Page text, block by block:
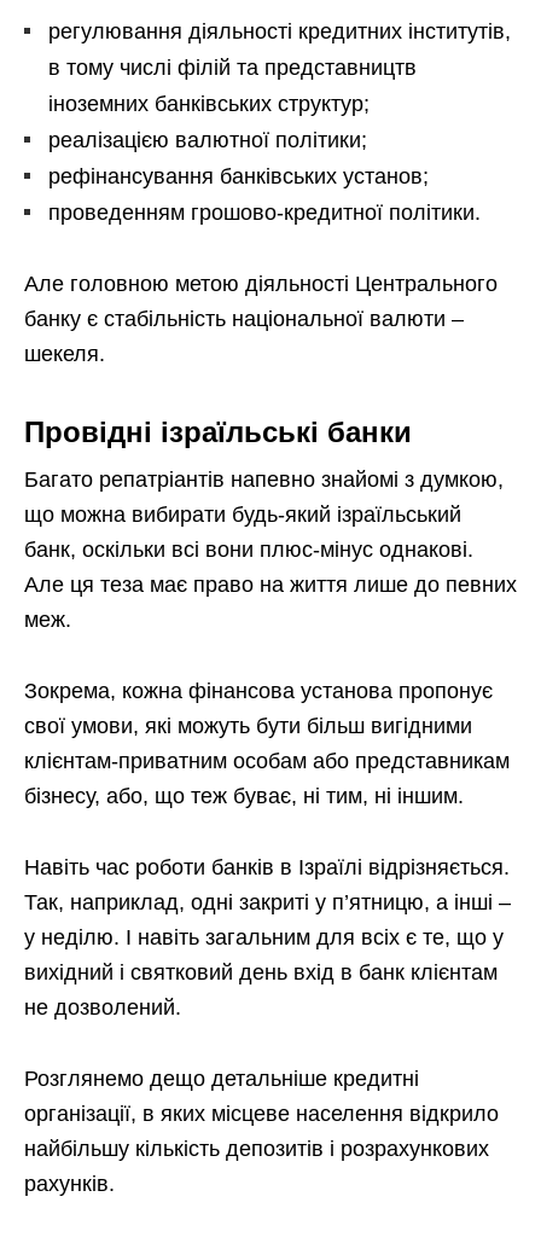
регулювання діяльності кредитних інститутів,
в тому числі філій та представництв
іноземних банківських структур;
реалізацією валютної політики;
рефінансування банківських установ;
проведенням грошово-кредитної політики.
Але головною метою діяльності Центрального
банку є стабільність національної валюти –
шекеля.
Провідні ізраїльські банки
Багато репатріантів напевно знайомі з думкою,
що можна вибирати будь-який ізраїльський
банк, оскільки всі вони плюс-мінус однакові.
Але ця теза має право на життя лише до певних
меж.
Зокрема, кожна фінансова установа пропонує
свої умови, які можуть бути більш вигідними
клієнтам-приватним особам або представникам
бізнесу, або, що теж буває, ні тим, ні іншим.
Навіть час роботи банків в Ізраїлі відрізняється.
Так, наприклад, одні закриті у п’ятницю, а інші –
у неділю. І навіть загальним для всіх є те, що у
вихідний і святковий день вхід в банк клієнтам
не дозволений.
Розглянемо дещо детальніше кредитні
організації, в яких місцеве населення відкрило
найбільшу кількість депозитів і розрахункових
рахунків.